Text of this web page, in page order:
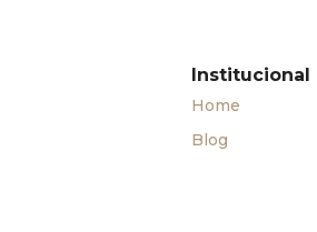
Institucional
Home
Blog